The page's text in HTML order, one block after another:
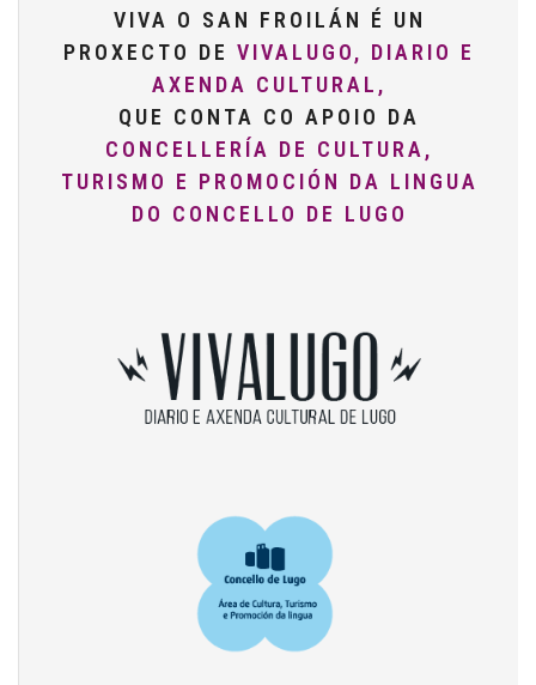
VIVA O SAN FROILÁN É UN
PROXECTO DE VIVALUGO, DIARIO E
AXENDA CULTURAL,
QUE CONTA CO APOIO DA
CONCELLERÍA DE CULTURA,
TURISMO E PROMOCIÓN DA LINGUA
DO CONCELLO DE LUGO